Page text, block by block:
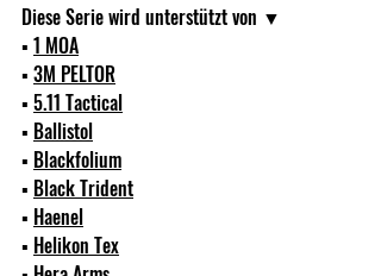
Diese Serie wird unterstützt von ▼
▪ 1 MOA
▪ 3M PELTOR
▪ 5.11 Tactical
▪ Ballistol
▪ Blackfolium
▪ Black Trident
▪ Haenel
▪ Helikon Tex